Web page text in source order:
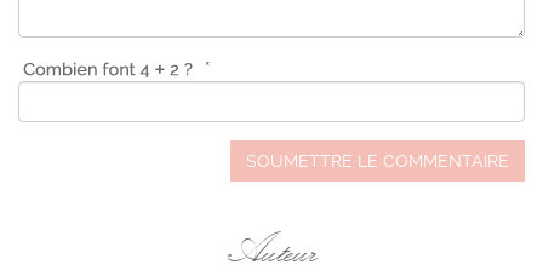
*
SOUMETTRE LE COMMENTAIRE
Auteur